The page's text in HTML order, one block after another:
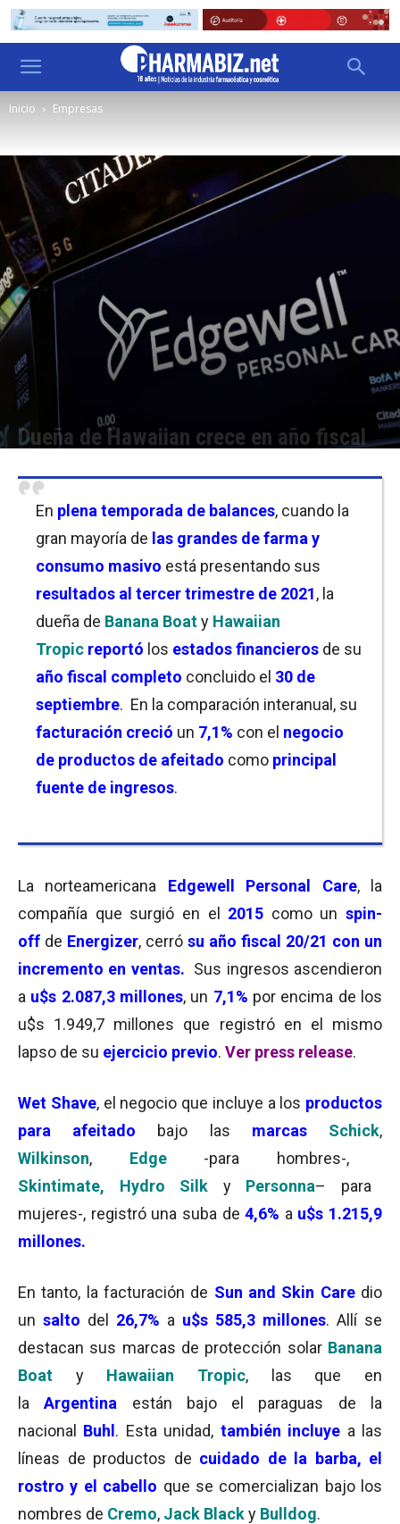
Inicio Empresas
Dueña de Hawaiian crece en año fiscal
En plena temporada de balances, cuando la
gran mayoría de las grandes de farma y
consumo masivo está presentando sus
resultados al tercer trimestre de 2021, la
dueña de Banana Boaty Hawaiian
Tropic reportó los estados financieros de su
año fiscal completo concluido el 30 de
septiembre. En la comparación interanual, su
facturación creció un 7,1% con el negocio
de productos de afeitado como principal
fuente de ingresos.
La norteamericana Edgewell Personal Care, la
compañía que surgió en el 2015 como un spin-
off de Energizer, cerró su año fiscal 20/21 con un
incremento en ventas. Sus ingresos ascendieron
a u$s 2.087,3 millones, un 7,1% por encima de los
u$s 1.949,7 millones que registró en el mismo
lapso de su ejercicio previo. Ver press release.
Wet Shave, el negocio que incluye a los productos
para afeitado
bajo las marcas Schick,
Wilkinson, Edge
-para hombres-,
Skintimate, Hydro Silk yPersonna– para
mujeres-, registró una suba de 4,6% a u$s 1.215,9
millones.
En tanto, la facturación de Sun and Skin Care dio
un salto del 26,7% a u$s 585,3 millones. Allí se
destacan sus marcas de protección solar Banana
Boat y Hawaiian Tropic, las que en
laArgentina están bajo el paraguas de la
nacional
Buhl . Esta unidad, también incluye a las
líneas de productos de cuidado de la barba, el
rostro y el cabello que se comercializan bajo los
nombres de Cremo, Jack Blacky Bulldog.